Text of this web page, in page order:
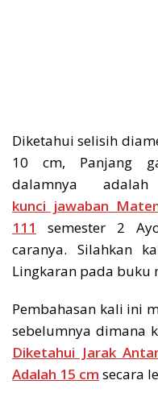
Diketahui selisih
10 cm, Panjang
dalamnya
kunci jawaban
111
semester 2
caranya. Silahkan
Lingkaran pada buku
Pembahasan kali ini
sebelumnya dimana
Diketahui Jarak
Adalah 15 cm secara